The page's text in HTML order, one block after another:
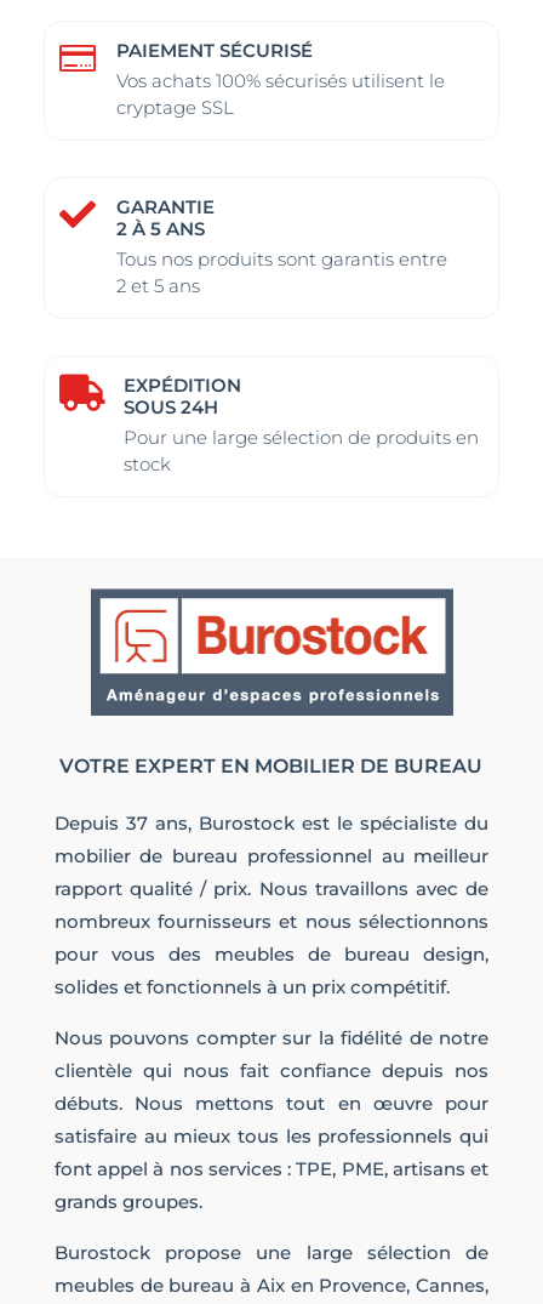

PAIEMENT SÉCURISÉ
Vos achats 100% sécurisés utilisent le
cryptage SSL

GARANTIE
2 À 5 ANS
Tous nos produits sont garantis entre
2 et 5 ans

EXPÉDITION
SOUS 24H
Pour une large sélection de produits en
stock
VOTRE EXPERT EN MOBILIER DE BUREAU
Depuis 37 ans, Burostock est le spécialiste du
mobilier de bureau professionnel au meilleur
rapport qualité / prix. Nous travaillons avec de
nombreux fournisseurs et nous sélectionnons
pour vous des meubles de bureau design,
solides et fonctionnels à un prix compétitif.
Nous pouvons compter sur la fidélité de notre
clientèle qui nous fait confiance depuis nos
débuts. Nous mettons tout en œuvre pour
satisfaire au mieux tous les professionnels qui
font appel à nos services : TPE, PME, artisans et
grands groupes.
Burostock propose une large sélection de
meubles de bureau à Aix en Provence, Cannes,